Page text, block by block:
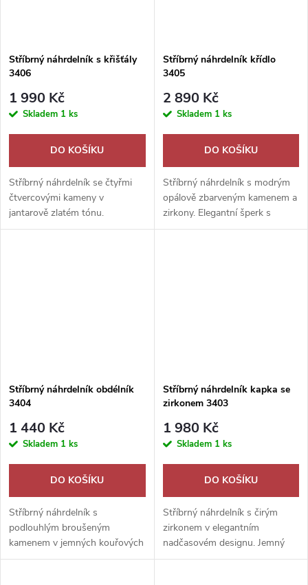
Stříbrný náhrdelník s křišťály
3406
1 990 Kč
Skladem 1 ks
DO KOŠÍKU
Stříbrný náhrdelník se čtyřmi
čtvercovými kameny v
jantarově zlatém tónu.
Elegantní šperk s duhovým
Stříbrný náhrdelník křídlo
3405
2 890 Kč
Skladem 1 ks
DO KOŠÍKU
Stříbrný náhrdelník s modrým
opálově zbarveným kamenem a
zirkony. Elegantní šperk s
jemným třpytem jako dárek z
Stříbrný náhrdelník obdélník
3404
1 440 Kč
Skladem 1 ks
DO KOŠÍKU
Stříbrný náhrdelník s
podlouhlým broušeným
kamenem v jemných kouřových
tónech. Elegantní šperk jako
Stříbrný náhrdelník kapka se
zirkonem 3403
1 980 Kč
Skladem 1 ks
DO KOŠÍKU
Stříbrný náhrdelník s čirým
zirkonem v elegantním
nadčasovém designu. Jemný
třpytivý šperk jako romantický